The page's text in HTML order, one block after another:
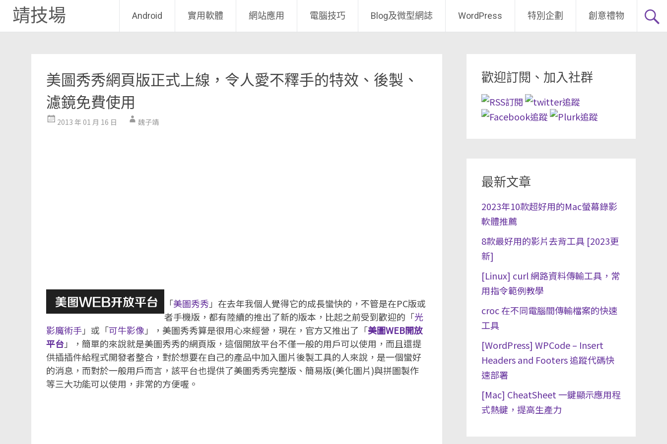
靖技場 Android 實用軟體 網站應用 電腦技巧 Blog及微型網誌 WordPress 特別企劃 創意禮物
美圖秀秀網頁版正式上線，令人愛不釋手的特效、後製、
濾鏡免費使用
2013 年 01 月 16 日 魏子靖
「美圖秀秀」在去年我個人覺得它的成長蠻快的，不管是在PC版或
者手機版，都有陸續的推出了新的版本，比起之前受到歡迎的「光
影魔術手」或「可牛影像 」，美圖秀秀算是很用心來經營，現在，官方又推出了「美圖WEB開放
平台」，簡單的來說就是美圖秀秀的網頁版，這個開放平台不僅一般的用戶可以使用，而且還提
供插插件給程式開發者整合，對於想要在自己的產品中加入圖片後製工具的人來說，是一個蠻好
的消息，而對於一般用戶而言，該平台也提供了美圖秀秀完整版、簡易版(美化圖片)與拼圖製作
等三大功能可以使用，非常的方便喔。
歡迎訂閱、加入社群
最新文章
2023年10款超好用的Mac螢幕錄影
軟體推薦
8款最好用的影片去背工具 [2023更
新]
[Linux] curl 網路資料傳輸工具，常
用指令範例教學
croc 在不同電腦間傳輸檔案的快速
工具
[WordPress] WPCode – Insert
Headers and Footers 追蹤代碼快
速部署
[Mac] CheatSheet 一鍵顯示應用程
式熱鍵，提高生產力